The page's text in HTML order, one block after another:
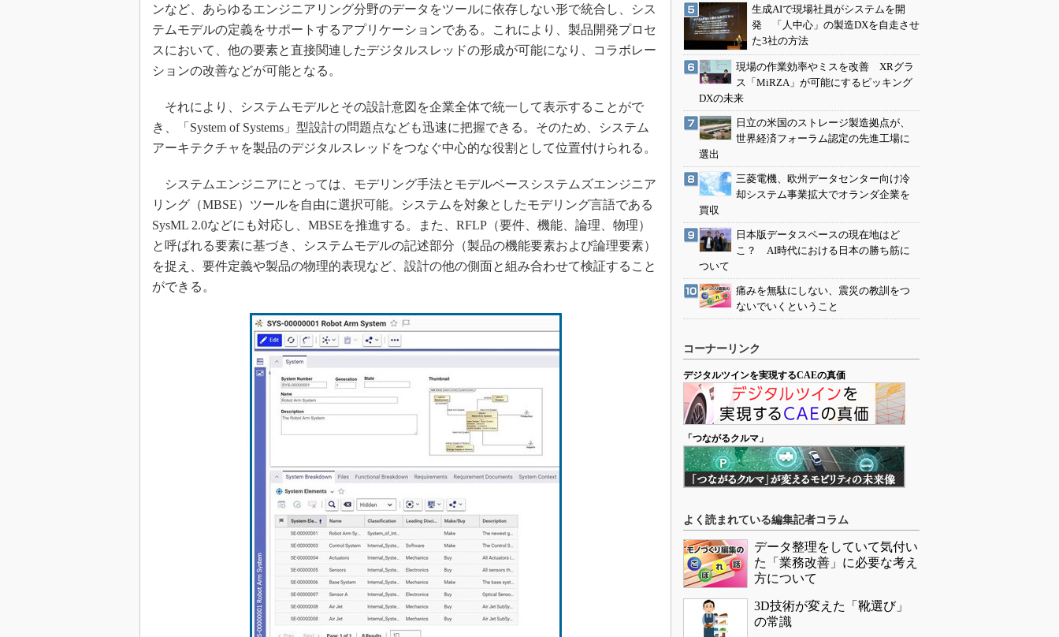
イノベーション
製造業ビッグデータ
知財マネジメント
海外生産
制御セキュリティ
新型コロナへの対応
ンなど、あらゆるエンジニアリング分野のデータをツールに依存しない形で統合し、シス
テムモデルの定義をサポートするアプリケーションである。これにより、製品開発プロセ
スにおいて、他の要素と直接関連したデジタルスレッドの形成が可能になり、コラボレー
ションの改善などが可能となる。
それにより、システムモデルとその設計意図を企業全体で統一して表示することがで
き、「System of Systems」型設計の問題点なども迅速に把握できる。そのため、システム
アーキテクチャを製品のデジタルスレッドをつなぐ中心的な役割として位置付けられる。
システムエンジニアにとっては、モデリング手法とモデルベースシステムズエンジニア
リング（MBSE）ツールを自由に選択可能。システムを対象としたモデリング言語である
SysML 2.0などにも対応し、MBSEを推進する。また、RFLP（要件、機能、論理、物理）
と呼ばれる要素に基づき、システムモデルの記述部分（製品の機能要素および論理要素）
を捉え、要件定義や製品の物理的表現など、設計の他の側面と組み合わせて検証すること
ができる。
生成AIで現場社員がシステムを開
発 「人中心」の製造DXを自走させ
た3社の方法
現場の作業効率やミスを改善 XRグラ
ス「MiRZA」が可能にするピッキング
DXの未来
日立の米国のストレージ製造拠点が、
世界経済フォーラム認定の先進工場に
選出
三菱電機、欧州データセンター向け冷
却システム事業拡大でオランダ企業を
買収
日本版データスペースの現在地はど
こ？ AI時代における日本の勝ち筋に
ついて
痛みを無駄にしない、震災の教訓をつ
ないでいくということ
コーナーリンク
デジタルツインを実現するCAEの真価
「つながるクルマ」
よく読まれている編集記者コラム
データ整理をしていて気付い
た「業務改善」に必要な考え
方について
3D技術が変えた「靴選び」
の常識